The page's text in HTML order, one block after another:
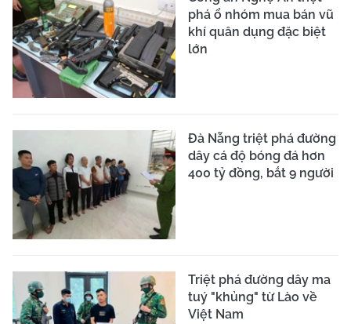
phá ổ nhóm mua bán vũ
khí quân dụng đặc biệt
lớn
Đà Nẵng triệt phá đường
dây cá độ bóng đá hơn
400 tỷ đồng, bắt 9 người
Triệt phá đường dây ma
tuý "khủng" từ Lào về
Việt Nam